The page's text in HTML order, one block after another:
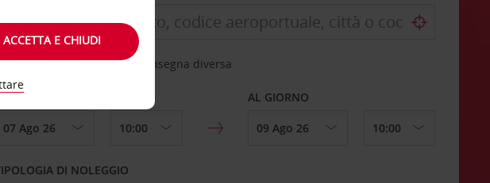
Scegli una località di riconsegna diversa
GIORNO AL GIORNO
DI NOLEGGIO
ACCETTA E CHIUDI